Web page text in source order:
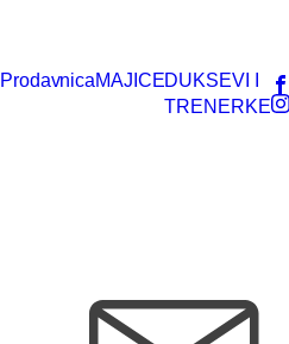
ProdavnicaMAJICEDUKSEVI I
TRENERKE